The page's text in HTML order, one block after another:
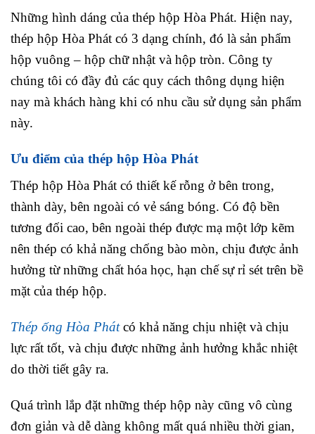
Những hình dáng của thép hộp Hòa Phát. Hiện nay,
thép hộp Hòa Phát có 3 dạng chính, đó là sản phẩm
hộp vuông – hộp chữ nhật và hộp tròn. Công ty
chúng tôi có đầy đủ các quy cách thông dụng hiện
nay mà khách hàng khi có nhu cầu sử dụng sản phẩm
này.
Ưu điểm của thép hộp Hòa Phát
Thép hộp Hòa Phát có thiết kế rỗng ở bên trong,
thành dày, bên ngoài có vẻ sáng bóng. Có độ bền
tương đối cao, bên ngoài thép được mạ một lớp kẽm
nên thép có khả năng chống bào mòn, chịu được ảnh
hưởng từ những chất hóa học, hạn chế sự rỉ sét trên bề
mặt của thép hộp.
Thép ống Hòa Phátcó khả năng chịu nhiệt và chịu
lực rất tốt, và chịu được những ảnh hưởng khắc nhiệt
do thời tiết gây ra.
Quá trình lắp đặt những thép hộp này cũng vô cùng
đơn giản và dễ dàng không mất quá nhiều thời gian,